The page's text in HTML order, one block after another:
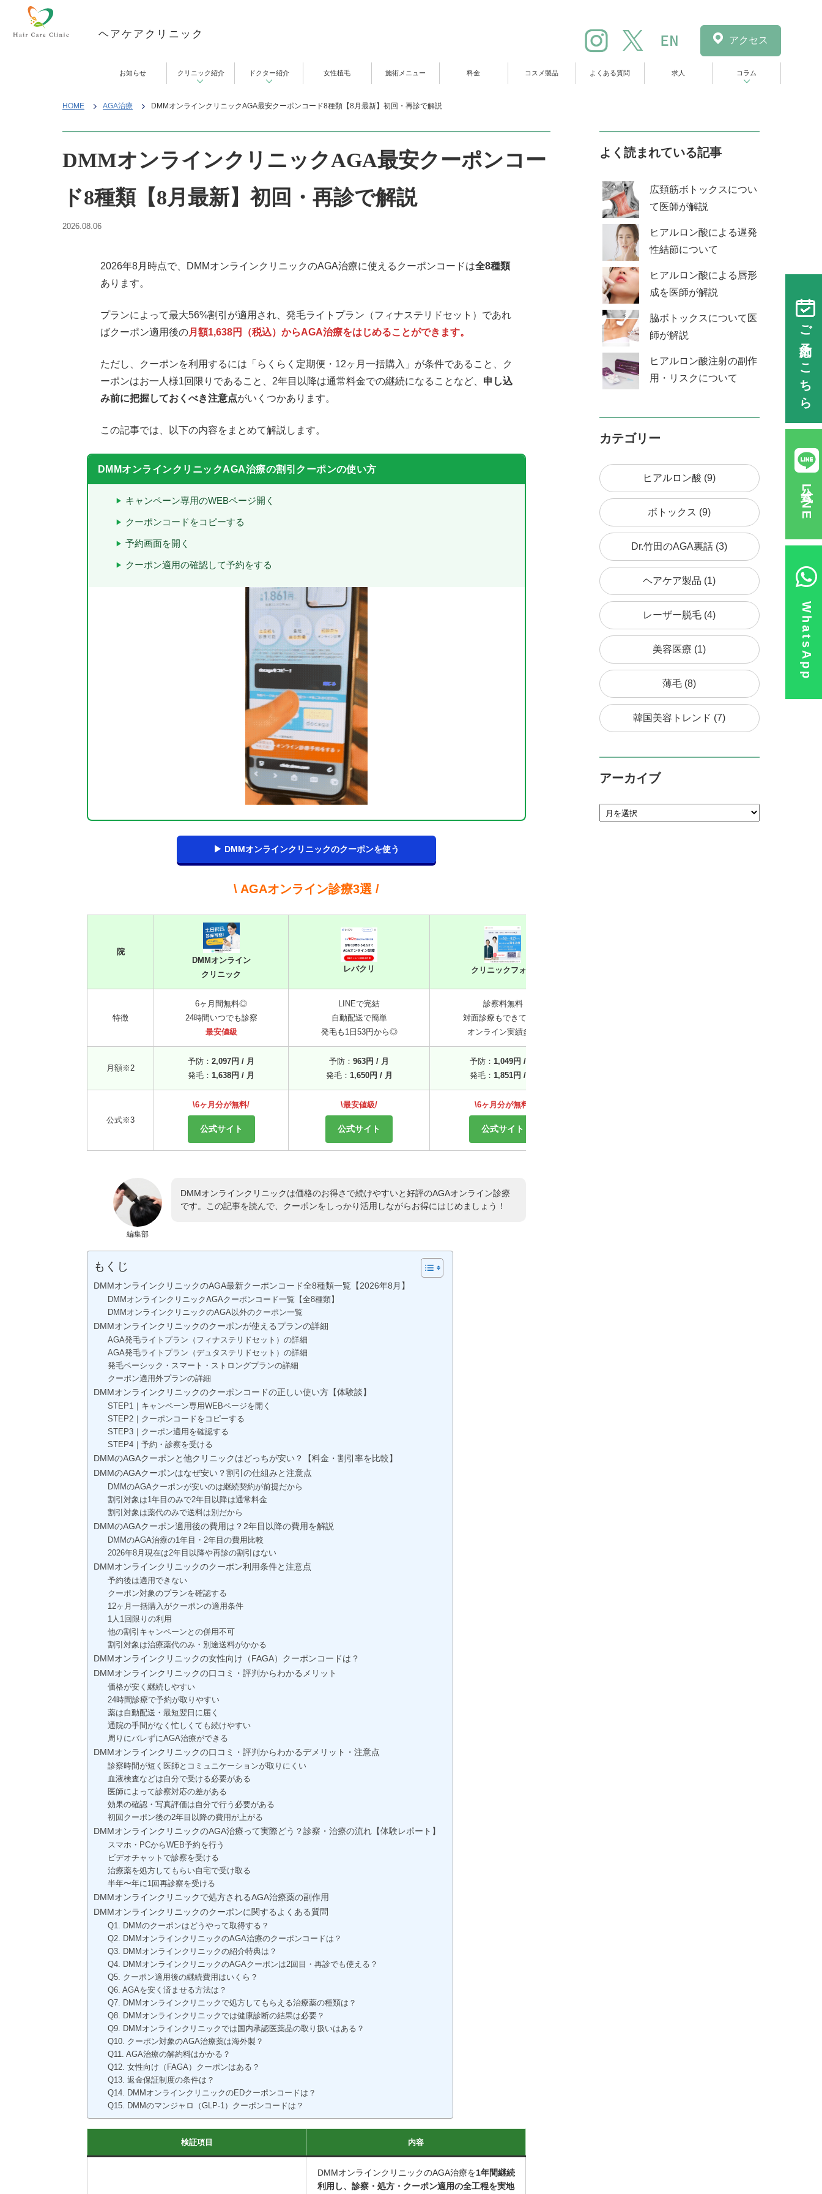
ヘアケアクリニック
アクセス
お知らせ クリニック紹介 ドクター紹介 女性植毛 施術メニュー 料金 コスメ製品 よくある質問 求人 コラム
HOME AGA治療 DMMオンラインクリニックAGA最安クーポンコード8種類【8月最新】初回・再診で解説
DMMオンラインクリニックAGA最安クーポンコー
ド8種類【8月最新】初回・再診で解説
2026.08.06
2026年8月時点で、DMMオンラインクリニックのAGA治療に使えるクーポンコードは全8種類
あります。
プランによって最大56%割引が適用され、発毛ライトプラン（フィナステリドセット）であれ
ばクーポン適用後の月額1,638円（税込）からAGA治療をはじめることができます。
ただし、クーポンを利用するには「らくらく定期便・12ヶ月一括購入」が条件であること、ク
ーポンはお一人様1回限りであること、2年目以降は通常料金での継続になることなど、 申し込
み前に把握しておくべき注意点がいくつかあります。
この記事では、以下の内容をまとめて解説します。
DMMオンラインクリニックAGA治療の割引クーポンの使い方
キャンペーン専用のWEBページ開く
クーポンコードをコピーする
予約画面を開く
クーポン適用の確認して予約をする
▶ DMMオンラインクリニックのクーポンを使う
\ AGAオンライン診療3選 /
院
DMMオンライン
クリニック
レバクリ クリニックフォア
特徴
6ヶ月間無料◎
24時間いつでも診察
最安値級
LINEで完結
自動配送で簡単
発毛も1日53円から◎
診察料無料
対面診療もできて安心
オンライン実績多数
月額※2
予防： 2,097円 / 月
発毛： 1,638円 / 月
予防： 963円 / 月
発毛： 1,650円 / 月
予防： 1,049円 / 月
発毛： 1,851円 / 月
公式※3
\6ヶ月分が無料/
公式サイト
\最安値級/
公式サイト
\6ヶ月分が無料/
公式サイト
編集部
DMMオンラインクリニックは価格のお得さで続けやすいと好評のAGAオンライン診療
です。この記事を読んで、クーポンをしっかり活用しながらお得にはじめましょう！
もくじ
DMMオンラインクリニックのAGA最新クーポンコード全8種類一覧【2026年8月】
DMMオンラインクリニックAGAクーポンコード一覧【全8種類】
DMMオンラインクリニックのAGA以外のクーポン一覧
DMMオンラインクリニックのクーポンが使えるプランの詳細
AGA発毛ライトプラン（フィナステリドセット）の詳細
AGA発毛ライトプラン（デュタステリドセット）の詳細
発毛ベーシック・スマート・ストロングプランの詳細
クーポン適用外プランの詳細
DMMオンラインクリニックのクーポンコードの正しい使い方【体験談】
STEP1｜キャンペーン専用WEBページを開く
STEP2｜クーポンコードをコピーする
STEP3｜クーポン適用を確認する
STEP4｜予約・診察を受ける
DMMのAGAクーポンと他クリニックはどっちが安い？【料金・割引率を比較】
DMMのAGAクーポンはなぜ安い？割引の仕組みと注意点
DMMのAGAクーポンが安いのは継続契約が前提だから
割引対象は1年目のみで2年目以降は通常料金
割引対象は薬代のみで送料は別だから
DMMのAGAクーポン適用後の費用は？2年目以降の費用を解説
DMMのAGA治療の1年目・2年目の費用比較
2026年8月現在は2年目以降や再診の割引はない
DMMオンラインクリニックのクーポン利用条件と注意点
予約後は適用できない
クーポン対象のプランを確認する
12ヶ月一括購入がクーポンの適用条件
1人1回限りの利用
他の割引キャンペーンとの併用不可
割引対象は治療薬代のみ・別途送料がかかる
DMMオンラインクリニックの女性向け（FAGA）クーポンコードは？
DMMオンラインクリニックの口コミ・評判からわかるメリット
価格が安く継続しやすい
24時間診療で予約が取りやすい
薬は自動配送・最短翌日に届く
通院の手間がなく忙しくても続けやすい
周りにバレずにAGA治療ができる
DMMオンラインクリニックの口コミ・評判からわかるデメリット・注意点
診察時間が短く医師とコミュニケーションが取りにくい
血液検査などは自分で受ける必要がある
医師によって診察対応の差がある
効果の確認・写真評価は自分で行う必要がある
初回クーポン後の2年目以降の費用が上がる
DMMオンラインクリニックのAGA治療って実際どう？診察・治療の流れ【体験レポート】
スマホ・PCからWEB予約を行う
ビデオチャットで診察を受ける
治療薬を処方してもらい自宅で受け取る
半年〜年に1回再診察を受ける
DMMオンラインクリニックで処方されるAGA治療薬の副作用
DMMオンラインクリニックのクーポンに関するよくある質問
Q1. DMMのクーポンはどうやって取得する？
Q2. DMMオンラインクリニックのAGA治療のクーポンコードは？
Q3. DMMオンラインクリニックの紹介特典は？
Q4. DMMオンラインクリニックのAGAクーポンは2回目・再診でも使える？
Q5. クーポン適用後の継続費用はいくら？
Q6. AGAを安く済ませる方法は？
Q7. DMMオンラインクリニックで処方してもらえる治療薬の種類は？
Q8. DMMオンラインクリニックでは健康診断の結果は必要？
Q9. DMMオンラインクリニックでは国内承認医薬品の取り扱いはある？
Q10. クーポン対象のAGA治療薬は海外製？
Q11. AGA治療の解約料はかかる？
Q12. 女性向け（FAGA）クーポンはある？
Q13. 返金保証制度の条件は？
Q14. DMMオンラインクリニックのEDクーポンコードは？
Q15. DMMのマンジャロ（GLP-1）クーポンコードは？
検証項目 内容
DMMオンラインクリニックのAGA治療を1年間継続
利用し、診察・処方・クーポン適用の全工程を実地
よく読まれている記事
広頚筋ボトックスについ
て医師が解説
ヒアルロン酸による遅発
性結節について
ヒアルロン酸による唇形
成を医師が解説
脇ボトックスについて医
師が解説
ヒアルロン酸注射の副作
用・リスクについて
カテゴリー
ヒアルロン酸 (9)
ボトックス (9)
Dr.竹田のAGA裏話 (3)
ヘアケア製品 (1)
レーザー脱毛 (4)
美容医療 (1)
薄毛 (8)
韓国美容トレンド (7)
アーカイブ
ご予約はこちら
公式LINE
WhatsApp